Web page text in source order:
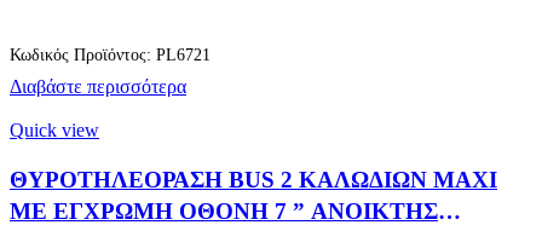
Διαβάστε περισσότερα
Κωδικός Προϊόντος: PL6721
Quick view
ΘΥΡΟΤΗΛΕΟΡΑΣΗ BUS 2 ΚΑΛΩΔΙΩΝ MAXI
ΜΕ ΕΓΧΡΩΜΗ OΘΟΝΗ 7 ” ΑΝΟΙΚΤΗΣ